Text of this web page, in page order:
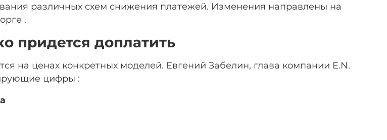
различных схем снижения платежей. Изменения направлены на
.
придется доплатить
на ценах конкретных моделей. Евгений Забелин, глава компании E.N.
цифры :